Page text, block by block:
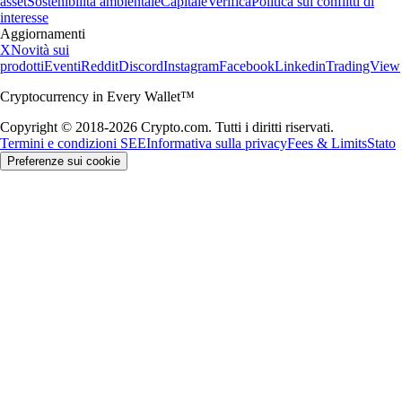
interesse
Aggiornamenti
XNovità sui
prodottiEventiRedditDiscordInstagramFacebookLinkedinTradingView
Cryptocurrency in Every Wallet™
Copyright © 2018-2026 Crypto.com. Tutti i diritti riservati.
Termini e condizioni SEEInformativa sulla privacyFees & LimitsStato
Preferenze sui cookie